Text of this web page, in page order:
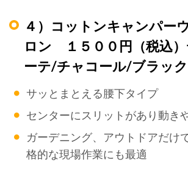
４）コットンキャンパー
ロン １５００円（税込
ーテ/チャコール/ブラック
サッとまとえる腰下タイプ
センターにスリットがあり動き
ガーデニング、アウトドアだけ
格的な現場作業にも最適